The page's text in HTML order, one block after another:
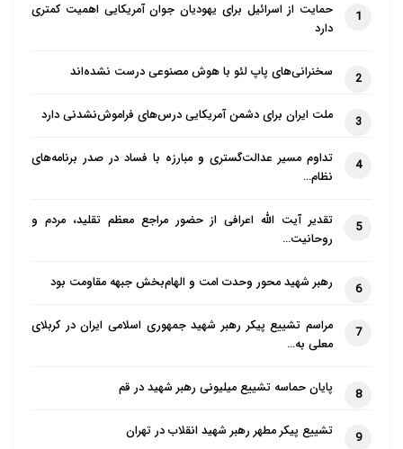
1
حمایت از اسرائیل برای یهودیان جوان آمریکایی اهمیت کمتری
دارد
2 سخنرانی‌های پاپ لئو با هوش مصنوعی درست نشده‌اند
3 ملت ایران برای دشمن آمریکایی درس‌های فراموش‌نشدنی دارد
4
تداوم مسیر عدالت‌گستری و مبارزه با فساد در صدر برنامه‌های
نظام…
5
تقدیر آیت الله اعرافی از حضور مراجع معظم تقلید، مردم و
روحانیت…
6 رهبر شهید محور وحدت امت و الهام‌بخش جبهه مقاومت بود
7
مراسم تشییع پیکر رهبر شهید جمهوری اسلامی ایران در کربلای
معلی به…
8 پایان حماسه تشییع میلیونی رهبر شهید در قم
9 تشییع پیکر مطهر رهبر شهید انقلاب در تهران